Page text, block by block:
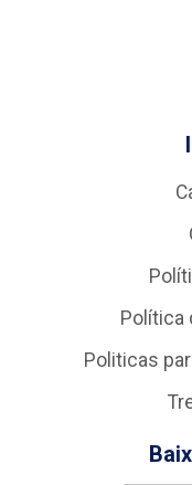
Política
Politicas